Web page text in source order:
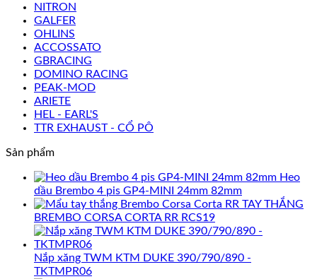
NITRON
GALFER
OHLINS
ACCOSSATO
GBRACING
DOMINO RACING
PEAK-MOD
ARIETE
HEL - EARL'S
TTR EXHAUST - CỔ PÔ
Sản phẩm
Heo
dầu Brembo 4 pis GP4-MINI 24mm 82mm
TAY THẮNG
BREMBO CORSA CORTA RR RCS19
Nắp xăng TWM KTM DUKE 390/790/890 -
TKTMPR06